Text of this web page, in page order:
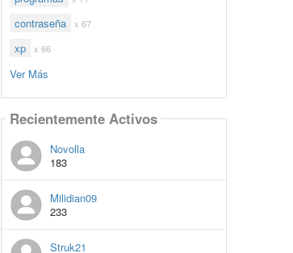
contraseña x 67
xp x 66
Ver Más
Recientemente Activos
Novolla
183
Milidian09
233
Struk21